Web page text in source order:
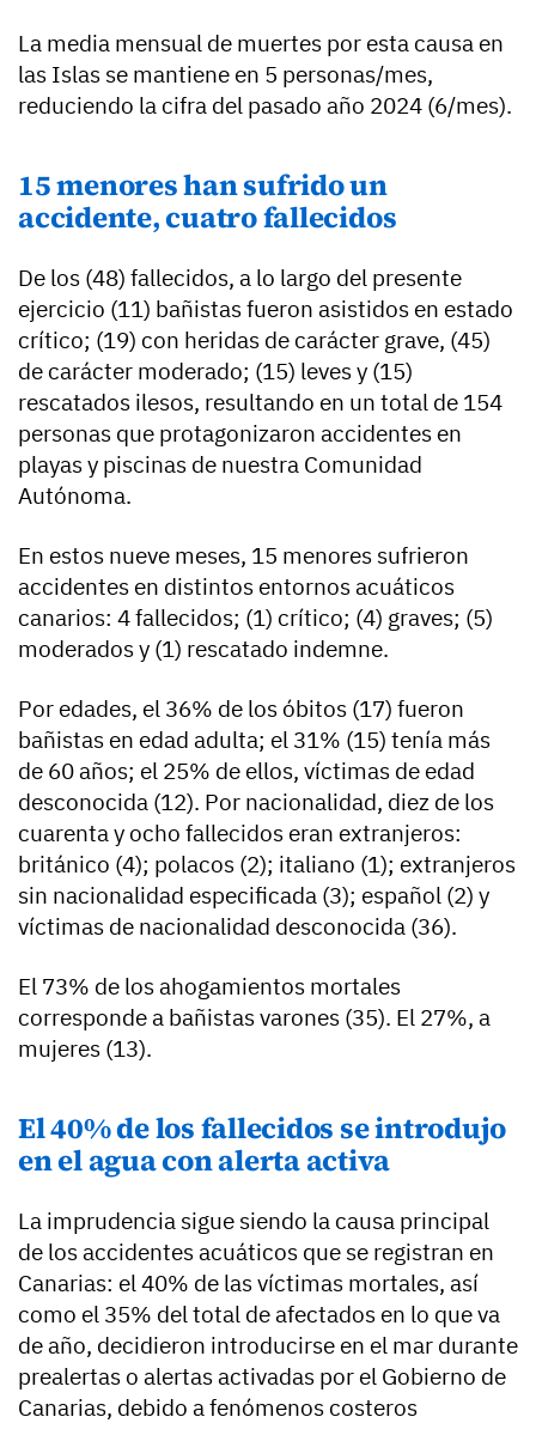
La media mensual de muertes por esta causa en
las Islas se mantiene en 5 personas/mes,
reduciendo la cifra del pasado año 2024 (6/mes).
15 menores han sufrido un
accidente, cuatro fallecidos
De los (48) fallecidos, a lo largo del presente
ejercicio (11) bañistas fueron asistidos en estado
crítico; (19) con heridas de carácter grave, (45)
de carácter moderado; (15) leves y (15)
rescatados ilesos, resultando en un total de 154
personas que protagonizaron accidentes en
playas y piscinas de nuestra Comunidad
Autónoma.
En estos nueve meses, 15 menores sufrieron
accidentes en distintos entornos acuáticos
canarios: 4 fallecidos; (1) crítico; (4) graves; (5)
moderados y (1) rescatado indemne.
Por edades, el 36% de los óbitos (17) fueron
bañistas en edad adulta; el 31% (15) tenía más
de 60 años; el 25% de ellos, víctimas de edad
desconocida (12). Por nacionalidad, diez de los
cuarenta y ocho fallecidos eran extranjeros:
británico (4); polacos (2); italiano (1); extranjeros
sin nacionalidad especificada (3); español (2) y
víctimas de nacionalidad desconocida (36).
El 73% de los ahogamientos mortales
corresponde a bañistas varones (35). El 27%, a
mujeres (13).
El 40% de los fallecidos se introdujo
en el agua con alerta activa
La imprudencia sigue siendo la causa principal
de los accidentes acuáticos que se registran en
Canarias: el 40% de las víctimas mortales, así
como el 35% del total de afectados en lo que va
de año, decidieron introducirse en el mar durante
prealertas o alertas activadas por el Gobierno de
Canarias, debido a fenómenos costeros